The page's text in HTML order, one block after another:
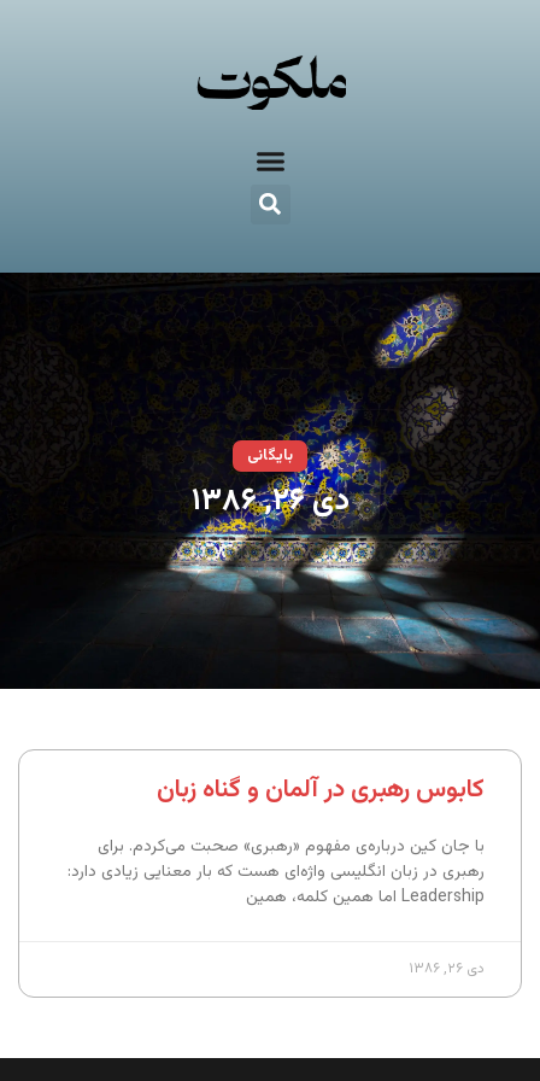
بایگانی
دی ۲۶, ۱۳۸۶
کابوس رهبری در آلمان و گناه زبان
با جان کین درباره‌ی مفهوم «رهبری» صحبت می‌کردم. برای
رهبری در زبان انگلیسی واژه‌ای هست که بار معنایی زیادی دارد:
Leadership اما همین کلمه، همین
دی ۲۶, ۱۳۸۶